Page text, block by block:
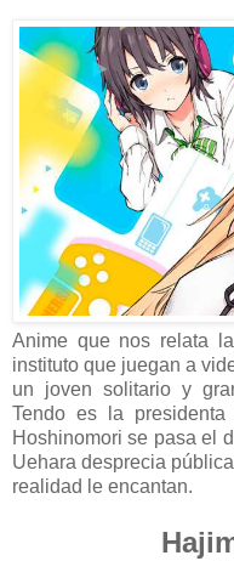
Anime que nos relata
instituto que juegan a
un joven solitario y
Tendo es la
Hoshinomori se pasa el
Uehara desprecia
realidad le encantan.